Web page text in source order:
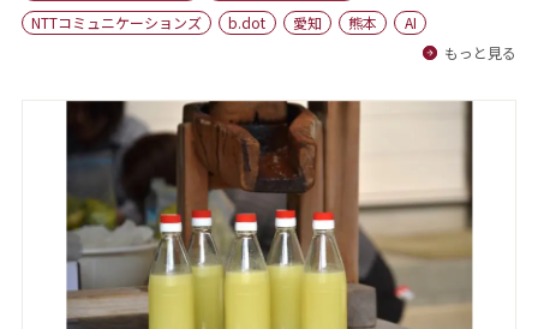
会社概要
NTTコミュニケーションズ
b.dot 愛知 熊本
AI
もっと見る